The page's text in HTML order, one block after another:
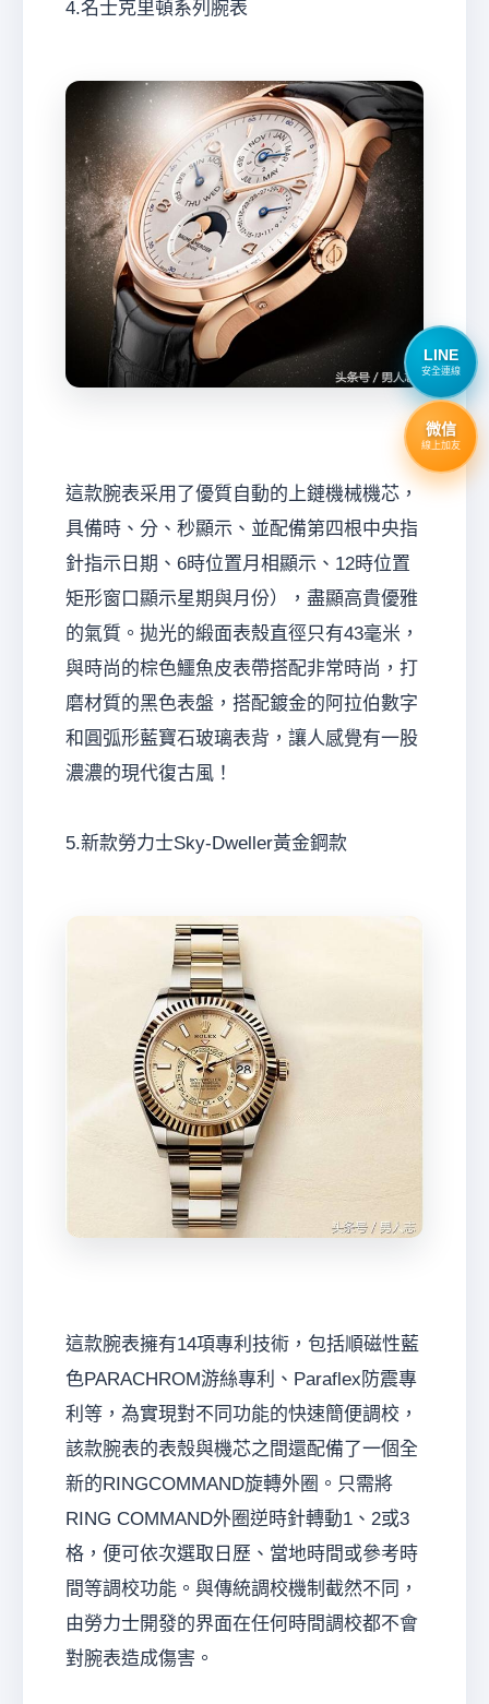
4.名士克里頓系列腕表
這款腕表采用了優質自動的上鏈機械機芯，
具備時、分、秒顯示、並配備第四根中央指
針指示日期、6時位置月相顯示、12時位置
矩形窗口顯示星期與月份），盡顯高貴優雅
的氣質。拋光的緞面表殼直徑只有43毫米，
與時尚的棕色鱷魚皮表帶搭配非常時尚，打
磨材質的黑色表盤，搭配鍍金的阿拉伯數字
和圓弧形藍寶石玻璃表背，讓人感覺有一股
濃濃的現代復古風！
5.新款勞力士Sky-Dweller黃金鋼款
這款腕表擁有14項專利技術，包括順磁性藍
色PARACHROM游絲專利、Paraflex防震專
利等，為實現對不同功能的快速簡便調校，
該款腕表的表殼與機芯之間還配備了一個全
新的RINGCOMMAND旋轉外圈。只需將
RING COMMAND外圈逆時針轉動1、2或3
格，便可依次選取日歷、當地時間或參考時
間等調校功能。與傳統調校機制截然不同，
由勞力士開發的界面在任何時間調校都不會
對腕表造成傷害。
LINE
安全連線
微信
線上加友